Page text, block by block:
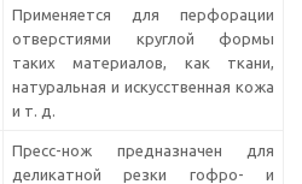
Применяется для перфорации
отверстиями круглой формы
таких материалов, как ткани,
натуральная и искусственная кожа
и т. д.
Пресс-нож предназначен для
деликатной резки гофро- и